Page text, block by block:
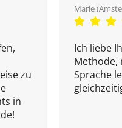
zu
in
Marie
Ich liebe
Methode,
Sprache